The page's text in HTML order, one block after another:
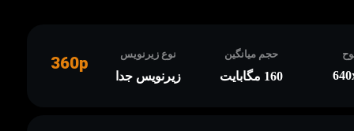
حجم میانگین
160 مگابایت
نوع زیرنویس
زیرنویس جدا
360p